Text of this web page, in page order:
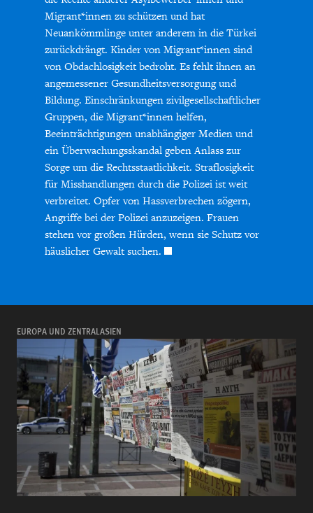
Migrant*innen zu schützen und hat
Neuankömmlinge unter anderem in die Türkei
zurückdrängt. Kinder von Migrant*innen sind
von Obdachlosigkeit bedroht. Es fehlt ihnen an
angemessener Gesundheitsversorgung und
Bildung. Einschränkungen zivilgesellschaftlicher
Gruppen, die Migrant*innen helfen,
Beeinträchtigungen unabhängiger Medien und
ein Überwachungsskandal geben Anlass zur
Sorge um die Rechtsstaatlichkeit. Straflosigkeit
für Misshandlungen durch die Polizei ist weit
verbreitet. Opfer von Hassverbrechen zögern,
Angriffe bei der Polizei anzuzeigen. Frauen
stehen vor großen Hürden, wenn sie Schutz vor
häuslicher Gewalt suchen.
EUROPA UND ZENTRALASIEN